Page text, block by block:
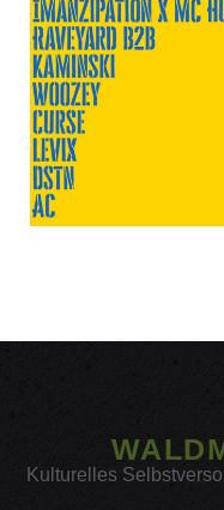
Kulturelles